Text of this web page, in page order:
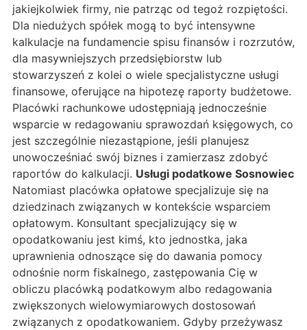
jakiejkolwiek firmy, nie patrząc od tegoż rozpiętości.
Dla niedużych spółek mogą to być intensywne
kalkulacje na fundamencie spisu finansów i rozrzutów,
dla masywniejszych przedsiębiorstw lub
stowarzyszeń z kolei o wiele specjalistyczne usługi
finansowe, oferujące na hipotezę raporty budżetowe.
Placówki rachunkowe udostępniają jednocześnie
wsparcie w redagowaniu sprawozdań księgowych, co
jest szczególnie niezastąpione, jeśli planujesz
unowocześniać swój biznes i zamierzasz zdobyć
raportów do kalkulacji. Usługi podatkowe Sosnowiec
Natomiast placówka opłatowe specjalizuje się na
dziedzinach związanych w kontekście wsparciem
opłatowym. Konsultant specjalizujący się w
opodatkowaniu jest kimś, kto jednostka, jaka
uprawnienia odnoszące się do dawania pomocy
odnośnie norm fiskalnego, zastępowania Cię w
obliczu placówką podatkowym albo redagowania
zwiększonych wielowymiarowych dostosowań
związanych z opodatkowaniem. Gdyby przeżywasz